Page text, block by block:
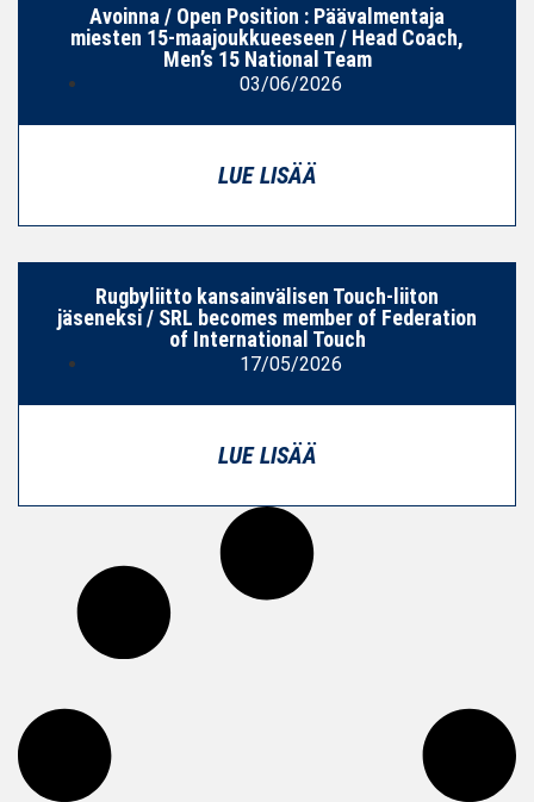
Avoinna / Open Position : Päävalmentaja
miesten 15‑maajoukkueeseen / Head Coach,
Men’s 15 National Team
03/06/2026
LUE LISÄÄ
Rugbyliitto kansainvälisen Touch-liiton
jäseneksi / SRL becomes member of Federation
of International Touch
17/05/2026
LUE LISÄÄ